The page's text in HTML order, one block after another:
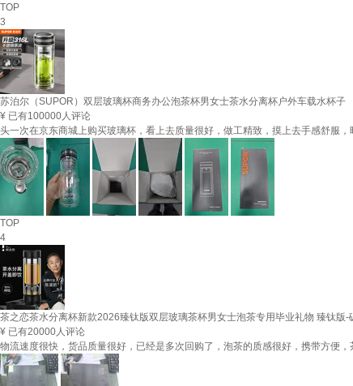
TOP
3
苏泊尔（SUPOR）双层玻璃杯商务办公泡茶杯男女士茶水分离杯户外车载水杯子
¥ 已有100000人评论
头一次在京东商城上购买玻璃杯，看上去质量很好，做工精致，摸上去手感舒服
TOP
4
茶之恋茶水分离杯新款2026臻钛版双层玻璃茶杯男女士泡茶专用毕业礼物 臻钛版-
¥ 已有20000人评论
物流速度很快，货品质量很好，已经是多次回购了，泡茶的质感很好，携带方便